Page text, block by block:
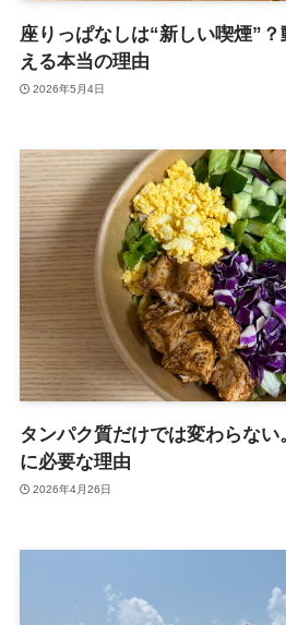
座りっぱなしは“新しい喫煙”
える本当の理由
2026年5月4日
タンパク質だけでは変わらな
に必要な理由
2026年4月26日